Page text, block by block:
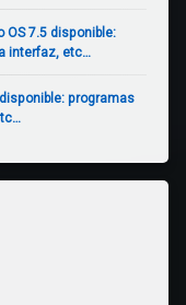
OS 7.5 disponible:
interfaz, etc…
programas